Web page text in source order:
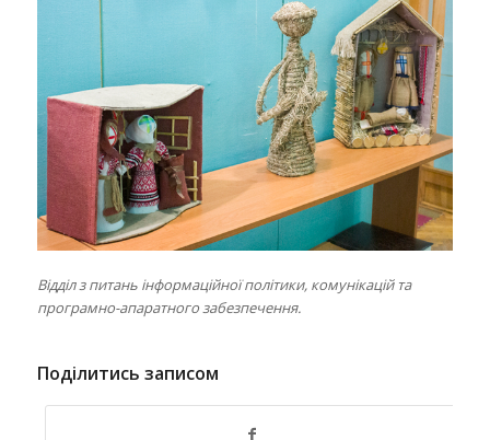
Відділ з питань інформаційної політики, комунікацій та
програмно-апаратного забезпечення.
Поділитись записом